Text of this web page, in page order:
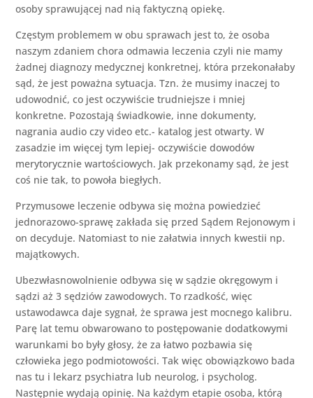
osoby sprawującej nad nią faktyczną opiekę.
Częstym problemem w obu sprawach jest to, że osoba
naszym zdaniem chora odmawia leczenia czyli nie mamy
żadnej diagnozy medycznej konkretnej, która przekonałaby
sąd, że jest poważna sytuacja. Tzn. że musimy inaczej to
udowodnić, co jest oczywiście trudniejsze i mniej
konkretne. Pozostają świadkowie, inne dokumenty,
nagrania audio czy video etc.- katalog jest otwarty. W
zasadzie im więcej tym lepiej- oczywiście dowodów
merytorycznie wartościowych. Jak przekonamy sąd, że jest
coś nie tak, to powoła biegłych.
Przymusowe leczenie odbywa się można powiedzieć
jednorazowo-sprawę zakłada się przed Sądem Rejonowym i
on decyduje. Natomiast to nie załatwia innych kwestii np.
majątkowych.
Ubezwłasnowolnienie odbywa się w sądzie okręgowym i
sądzi aż 3 sędziów zawodowych. To rzadkość, więc
ustawodawca daje sygnał, że sprawa jest mocnego kalibru.
Parę lat temu obwarowano to postępowanie dodatkowymi
warunkami bo były głosy, że za łatwo pozbawia się
człowieka jego podmiotowości. Tak więc obowiązkowo bada
nas tu i lekarz psychiatra lub neurolog, i psycholog.
Następnie wydają opinię. Na każdym etapie osoba, którą